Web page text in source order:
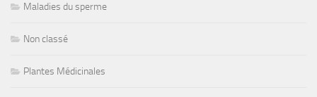
Maladies du sperme
Non classé
Plantes Médicinales